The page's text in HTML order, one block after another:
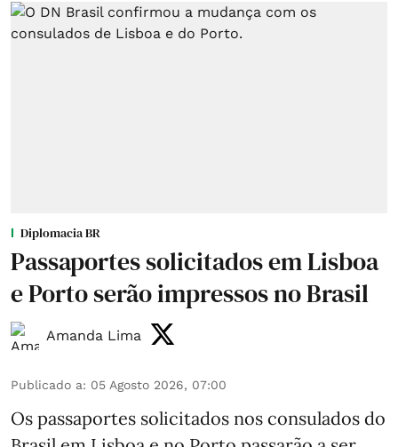
Diplomacia BR
Passaportes solicitados em Lisboa
e Porto serão impressos no Brasil
Amanda Lima
Publicado a: 05 Agosto 2026, 07:00
Os passaportes solicitados nos consulados do